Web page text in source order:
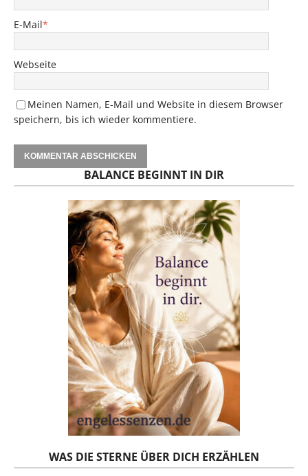
E-Mail*
Webseite
Meinen Namen, E-Mail und Website in diesem Browser
speichern, bis ich wieder kommentiere.
BALANCE BEGINNT IN DIR
WAS DIE STERNE ÜBER DICH ERZÄHLEN